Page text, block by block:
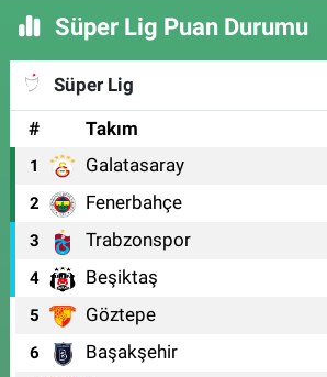
Süper Lig Puan Durumu
Süper Lig
#
Takım
1 Galatasaray
2 Fenerbahçe
3 Trabzonspor
4 Beşiktaş
5 Göztepe
6 Başakşehir